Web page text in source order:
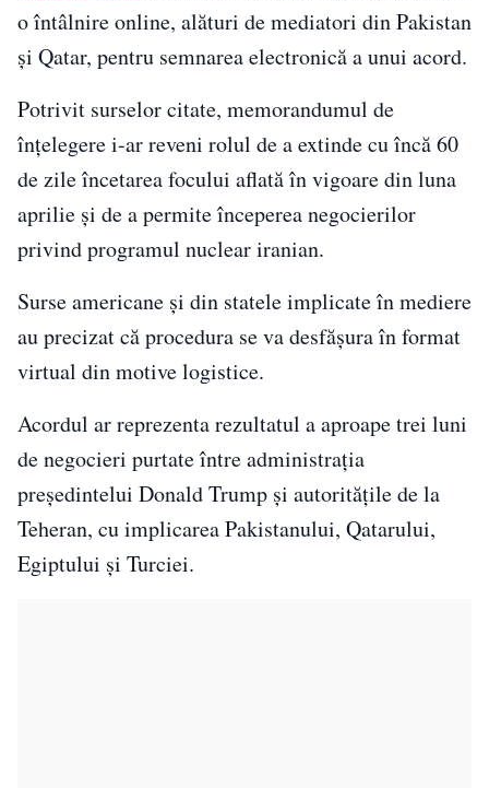
o întâlnire online, alături de mediatori din Pakistan
și Qatar, pentru semnarea electronică a unui acord.
Potrivit surselor citate, memorandumul de
înțelegere i-ar reveni rolul de a extinde cu încă 60
de zile încetarea focului aflată în vigoare din luna
aprilie și de a permite începerea negocierilor
privind programul nuclear iranian.
Surse americane și din statele implicate în mediere
au precizat că procedura se va desfășura în format
virtual din motive logistice.
Acordul ar reprezenta rezultatul a aproape trei luni
de negocieri purtate între administrația
președintelui Donald Trump și autoritățile de la
Teheran, cu implicarea Pakistanului, Qatarului,
Egiptului și Turciei.